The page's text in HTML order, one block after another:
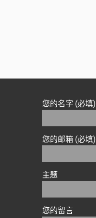
您的名字 (必填)
您的邮箱 (必填)
主题
您的留言